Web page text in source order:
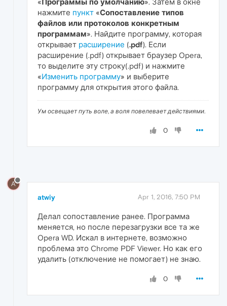
«Программы по умолчанию». Затем в окне
нажмите пункт «Сопоставление типов
файлов или протоколов конкретным
программам». Найдите программу, которая
открывает расширение (.pdf). Если
расширение (.pdf) открывает браузер Opera,
то выделите эту строку(.pdf) и нажмите
«Изменить программу» и выберите
программу для открытия этого файла.
Ум освещает путь воле, а воля повелевает действиями.
0
A
atwiy Apr 1, 2016, 7:50 PM
Делал сопоставление ранее. Программа
меняется, но после перезагрузки все та же
Opera WD. Искал в интернете, возможно
проблема это Chrome PDF Viewer. Но как его
удалить (отключение не помогает) не знаю.
0